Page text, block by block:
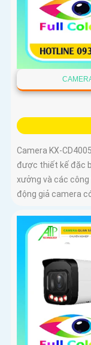
Camera KX-
được thiết kế đặc
xưởng và các
động giả camera